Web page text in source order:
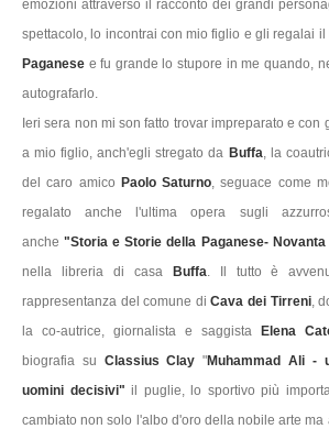
emozioni attraverso il racconto dei grandi
spettacolo, lo incontrai con mio figlio e gli regalai
Paganese e fu grande lo stupore in me quando,
autografarlo.
Ieri sera non mi son fatto trovar impreparato e con
a mio figlio, anch'egli stregato da Buffa , la
del caro amico Paolo Saturno , seguace come
regalato anche l'ultima opera sugli
anche "Storia e Storie della Paganese-
nella libreria di casa Buffa . Il tutto è
rappresentanza del comune diCava dei Tirreni,
la co-autrice, giornalista e saggista Elena
biografia su Classius Clay"Muhammad Ali -
uomini decisivi" il puglie, lo sportivo più
cambiato non solo l'albo d'oro della nobile arte